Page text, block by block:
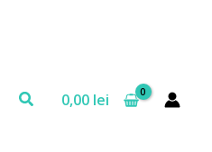
Search0,00 lei